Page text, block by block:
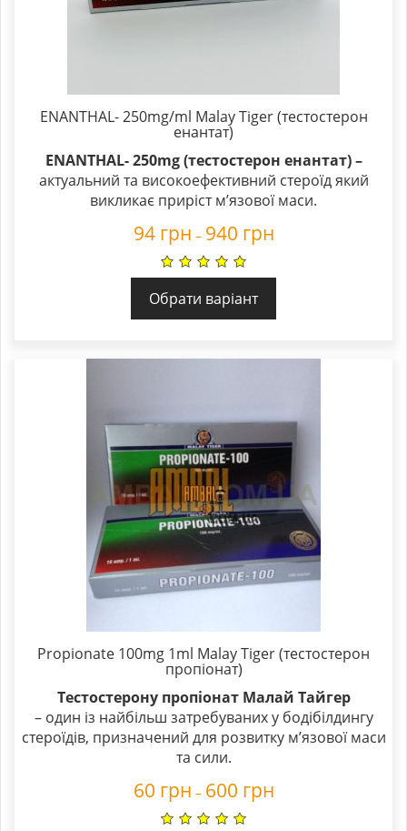
ENANTHAL- 250mg/ml Malay Tiger (тестостерон
енантат)
ENANTHAL- 250mg (тестостерон енантат) –
актуальний та високоефективний стероїд який
викликає приріст м’язової маси.
94 грн – 940 грн
Обрати варіант
Propionate 100mg 1ml Malay Tiger (тестостерон
пропіонат)
Тестостерону пропіонат Малай Тайгер
– один із найбільш затребуваних у бодібілдингу
стероїдів, призначений для розвитку м’язової маси
та сили.
60 грн – 600 грн